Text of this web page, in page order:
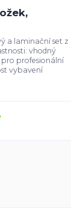
a laminační set z
vhodný
profesionální
vybavení